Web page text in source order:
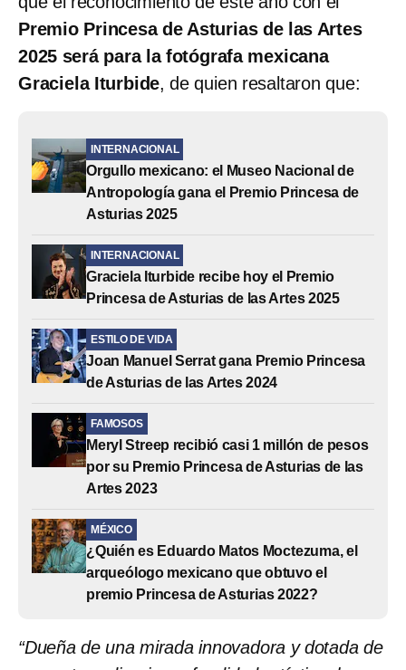
Premio Princesa de Asturias de las Artes
2025 será para la fotógrafa mexicana
Graciela Iturbide, de quien resaltaron que:
INTERNACIONAL
Orgullo mexicano: el Museo Nacional de
Antropología gana el Premio Princesa de
Asturias 2025
INTERNACIONAL
Graciela Iturbide recibe hoy el Premio
Princesa de Asturias de las Artes 2025
ESTILO DE VIDA
Joan Manuel Serrat gana Premio Princesa
de Asturias de las Artes 2024
FAMOSOS
Meryl Streep recibió casi 1 millón de pesos
por su Premio Princesa de Asturias de las
Artes 2023
MÉXICO
¿Quién es Eduardo Matos Moctezuma, el
arqueólogo mexicano que obtuvo el
premio Princesa de Asturias 2022?
“Dueña de una mirada innovadora y dotada de